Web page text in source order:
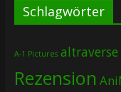
Schlagwörter
A-1 Pictures altraverse
Rezension